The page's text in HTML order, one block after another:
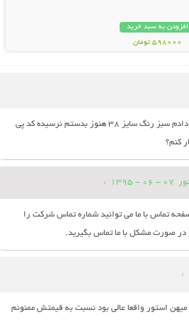
افزودن به سبد خرید
598000 تومان
سلام من یک کفش ریبوک سفارش دادم سبز رنگ سایز 38 هنوز بدستم نرسیده کد پی
کنم؟
07 - 06 - 1395
:
تماس با ما می توانید شماره تماس شرکت را
در صورت مشکل با ما تماس بگیرید.
:
استور واقعا عالی بود نسبت به قیمتش ممنونم